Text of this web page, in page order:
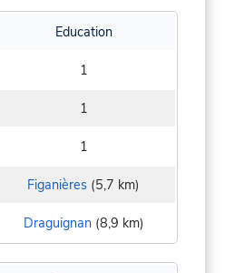
Education
1
1
1
Figanières (5,7 km)
Draguignan(8,9 km)